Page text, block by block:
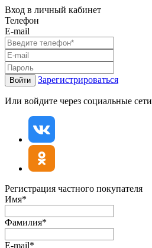
Вход в личный кабинет
Телефон
E-mail
Войти Зарегистрироваться
Или войдите через социальные сети
Регистрация частного покупателя
Имя*
Фамилия*
E-mail*